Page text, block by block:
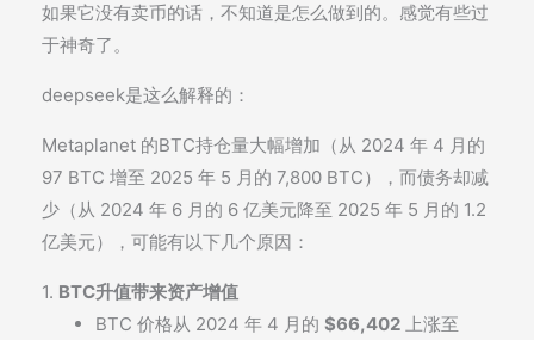
如果它没有卖币的话，不知道是怎么做到的。感觉有些过
于神奇了。
deepseek是这么解释的：
Metaplanet 的BTC持仓量大幅增加（从 2024 年 4 月的
97 BTC 增至 2025 年 5 月的 7,800 BTC），而债务却减
少（从 2024 年 6 月的 6 亿美元降至 2025 年 5 月的 1.2
亿美元），可能有以下几个原因：
1. BTC升值带来资产增值
BTC 价格从 2024 年 4 月的 $66,402 上涨至